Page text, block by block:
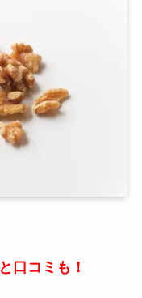
口コミも！